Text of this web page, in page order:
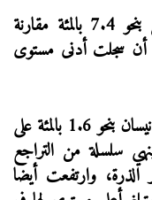
ومع ذلك كانت قراءة شهر نيسان أقل بنحو 7.4 بالمئة مقارنة
أن سجلت أدنى مستوى
وارتفع مؤشر أسعار اللحوم بأعلى وتيرة في نيسان بنحو 1.6 بالمئة على
سلسلة من التراجع
الذرة، وارتفعت أيضا